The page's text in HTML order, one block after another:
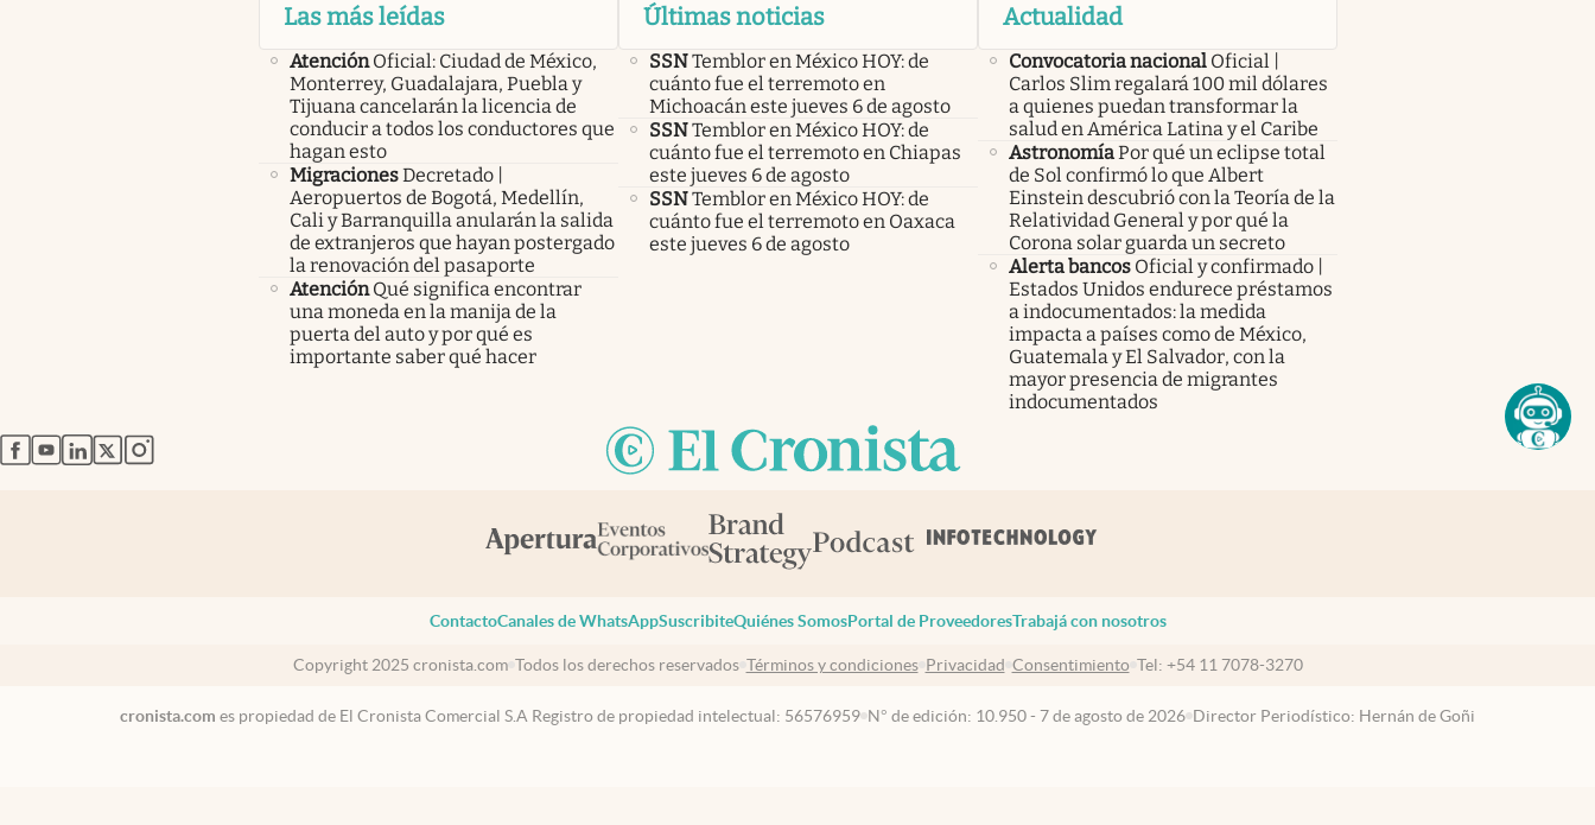
Las más leídas
Atención Oficial: Ciudad de México,
Monterrey, Guadalajara, Puebla y
Tijuana cancelarán la licencia de
conducir a todos los conductores que
hagan esto
MigracionesDecretado |
Aeropuertos de Bogotá, Medellín,
Cali y Barranquilla anularán la salida
de extranjeros que hayan postergado
la renovación del pasaporte
Atención Qué significa encontrar
una moneda en la manija de la
puerta del auto y por qué es
importante saber qué hacer
Últimas noticias
SSNTemblor en México HOY: de
cuánto fue el terremoto en
Michoacán este jueves 6 de agosto
SSNTemblor en México HOY: de
cuánto fue el terremoto en Chiapas
este jueves 6 de agosto
SSNTemblor en México HOY: de
cuánto fue el terremoto en Oaxaca
este jueves 6 de agosto
Actualidad
Convocatoria nacional Oficial |
Carlos Slim regalará 100 mil dólares
a quienes puedan transformar la
salud en América Latina y el Caribe
AstronomíaPor qué un eclipse total
de Sol confirmó lo que Albert
Einstein descubrió con la Teoría de la
Relatividad General y por qué la
Corona solar guarda un secreto
Alerta bancos Oficial y confirmado |
Estados Unidos endurece préstamos
a indocumentados: la medida
impacta a países como de México,
Guatemala y El Salvador, con la
mayor presencia de migrantes
indocumentados
abre en nueva pestaña
abre en nueva pestaña
abre en nueva pestaña
abre en nueva pestaña
abre en nueva pestaña
ContactoCanales de WhatsAppSuscribiteQuiénes SomosPortal de ProveedoresTrabajá con nosotros
Copyright 2025 cronista.com Todos los derechos reservados Términos y condiciones Privacidad Consentimiento Tel: +54 11 7078-3270
cronista.com es propiedad de El Cronista Comercial S.A Registro de propiedad intelectual: 56576959 N° de edición: 10.950 - 7 de agosto de 2026 Director Periodístico: Hernán de Goñi